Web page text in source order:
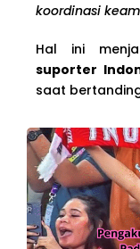
koordinasi
Hal ini
suporter
saat